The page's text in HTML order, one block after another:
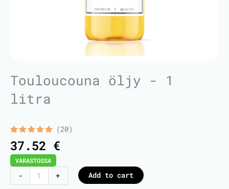
Touloucouna öljy - 1
litra
Rated5.00
out of 5
based on
20
customer
ratings
(20)
37.52 €
VARASTOSSA
-
Touloucouna
Oil
+ Add to cart